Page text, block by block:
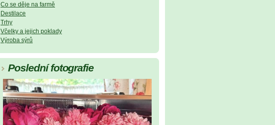
Co se děje na farmě
Destilace
Trhy
Včelky a jejich poklady
Výroba sýrů
Poslední fotografie